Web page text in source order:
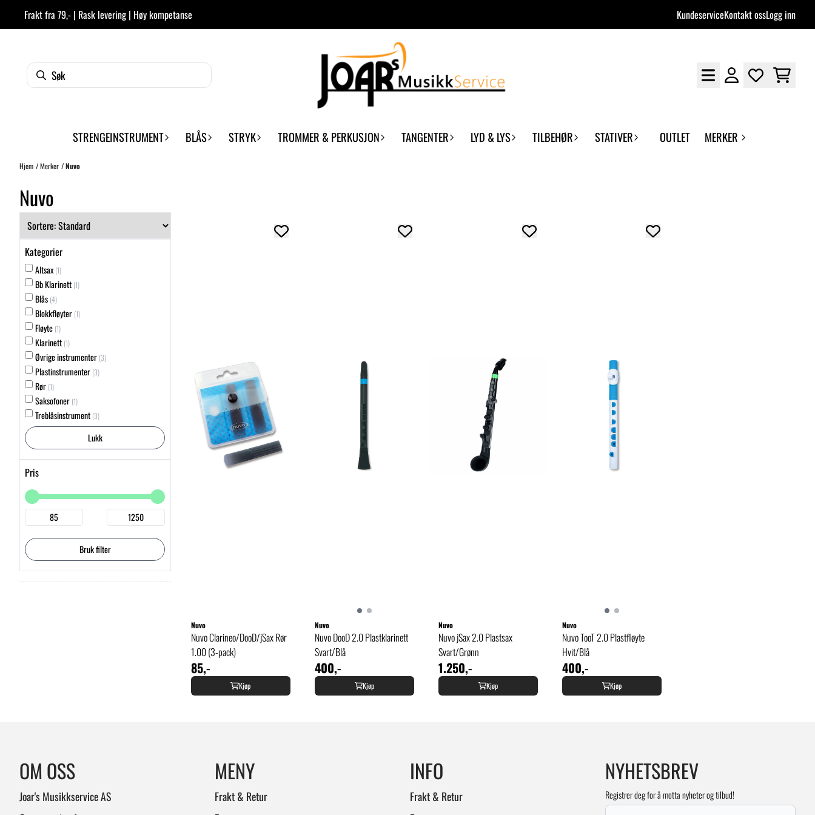
Hopp til innhold
Frakt fra 79,- | Rask levering | Høy kompetanse KundeserviceKontakt ossLogg inn
STRENGEINSTRUMENT BLÅS STRYK TROMMER & PERKUSJON TANGENTER LYD & LYS TILBEHØR STATIVER OUTLET MERKER
Hjem /Merker /Nuvo
Nuvo
Kategorier
Altsax (1)
Bb Klarinett (1)
Blås (4)
Blokkfløyter (1)
Fløyte (1)
Klarinett (1)
Øvrige instrumenter (3)
Plastinstrumenter (3)
Rør (1)
Saksofoner (1)
Treblåsinstrument (3)
Lukk
Pris
Bruk filter
Nuvo
Nuvo Clarineo/DooD/jSax Rør
1.00 (3-pack)
85,-
Kjøp
Nuvo
Nuvo DooD 2.0 Plastklarinett
Svart/Blå
400,-
Kjøp
Nuvo
Nuvo jSax 2.0 Plastsax
Svart/Grønn
1.250,-
Kjøp
Nuvo
Nuvo TooT 2.0 Plastfløyte
Hvit/Blå
400,-
Kjøp
OM OSS
Joar's Musikkservice AS
MENY
Frakt & Retur
INFO
Frakt & Retur
NYHETSBREV
Registrer deg for å motta nyheter og tilbud!
E-post